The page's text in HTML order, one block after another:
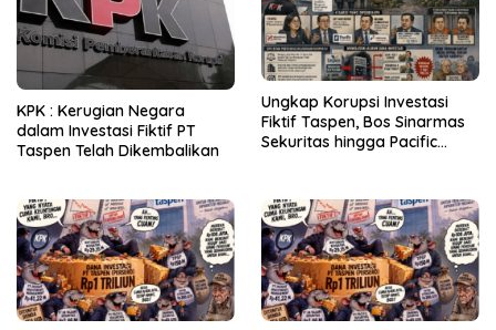
KPK : Kerugian Negara
dalam Investasi Fiktif PT
Taspen Telah Dikembalikan
Ungkap Korupsi Investasi
Fiktif Taspen, Bos Sinarmas
Sekuritas hingga Pacific